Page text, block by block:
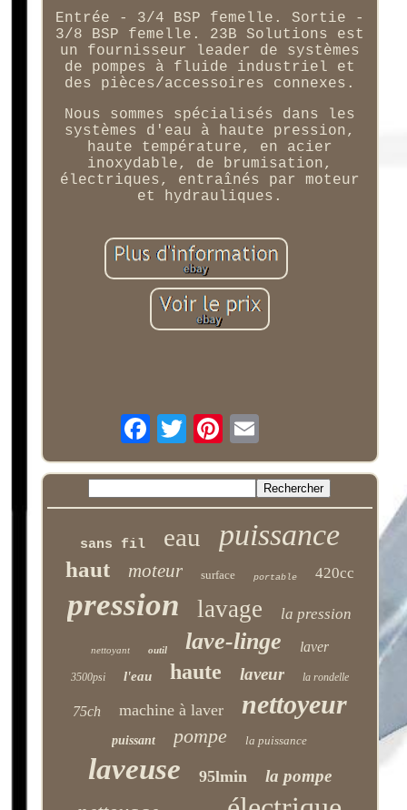
Entrée - 3/4 BSP femelle. Sortie -
3/8 BSP femelle. 23B Solutions est
un fournisseur leader de systèmes
de pompes à fluide industriel et
des pièces/accessoires connexes.
Nous sommes spécialisés dans les
systèmes d'eau à haute pression,
haute température, en acier
inoxydable, de brumisation,
électriques, entraînés par moteur
et hydrauliques.
sans fil eau puissance
haut moteur surface portable 420cc
pression lavage la pression
nettoyant outil lave-linge laver
3500psi l'eau haute laveur la rondelle
75ch machine à laver nettoyeur
puissant pompe la puissance
laveuse 95lmin la pompe